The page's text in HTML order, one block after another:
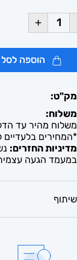
+
הוספה לסל
מק"ט:
משלוח:
משלוח מהיר עד הדלת ב- 39 ש"ח. עד 2-5 ימי עסקים /
*המחירים
מדיניות החזרים:
במעמד הגעה